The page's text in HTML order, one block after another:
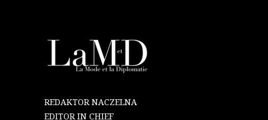
REDAKTOR NACZELNA
EDITOR IN CHIEF